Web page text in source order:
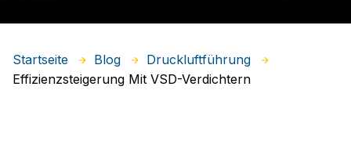
Startseite Blog
Druckluftführung
Effizienzsteigerung Mit VSD-Verdichtern